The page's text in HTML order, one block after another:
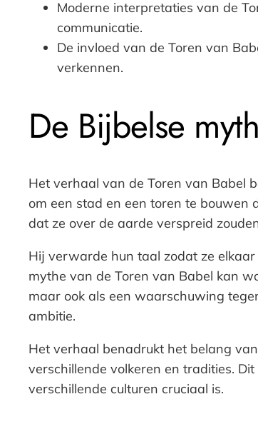
Moderne interpretaties van de
communicatie.
De invloed van de Toren van
verkennen.
De Bijbelse
Het verhaal van de Toren van Babel
om een stad en een toren te bouwen
dat ze over de aarde verspreid
Hij verwarde hun taal zodat ze
mythe van de Toren van Babel kan
maar ook als een waarschuwing
ambitie.
Het verhaal benadrukt het belang
verschillende volkeren en tradities.
verschillende culturen cruciaal is.